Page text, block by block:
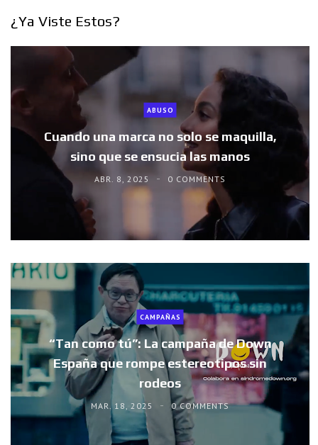
¿Ya Viste Estos?
ABUSO
Cuando una marca no solo se maquilla,
sino que se ensucia las manos
ABR. 8, 2025 0 COMMENTS
CAMPAÑAS
“Tan como tú”: La campaña de Down
España que rompe estereotipos sin
rodeos
MAR. 18, 2025 0 COMMENTS